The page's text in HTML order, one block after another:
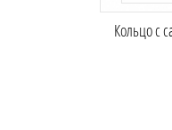
Кольцо с